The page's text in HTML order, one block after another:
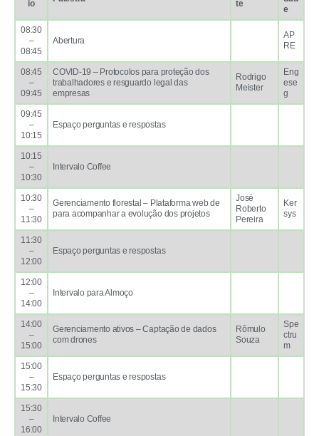
io
te
e
08:30
–
08:45
Abertura
AP
RE
08:45
–
09:45
COVID-19 – Protocolos para proteção dos
trabalhadores e resguardo legal das
empresas
Rodrigo
Meister
Eng
ese
g
09:45
–
10:15
Espaço perguntas e respostas
10:15
–
10:30
Intervalo Coffee
10:30
–
11:30
Gerenciamento florestal – Plataforma web de
para acompanhar a evolução dos projetos
José
Roberto
Pereira
Ker
sys
11:30
–
12:00
Espaço perguntas e respostas
12:00
–
14:00
Intervalo para Almoço
14:00
–
15:00
Gerenciamento ativos – Captação de dados
com drones
Rômulo
Souza
Spe
ctru
m
15:00
–
15:30
Espaço perguntas e respostas
15:30
–
16:00
Intervalo Coffee